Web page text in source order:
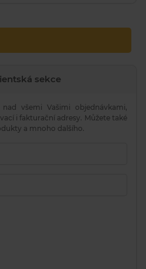
sekce
všemi Vašimi objednávkami,
i fakturační adresy. Můžete také
a mnoho dalšího.